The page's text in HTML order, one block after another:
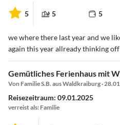
5 5 5
we where there last year and we
again this year allready thinking
Gemütliches Ferienhaus mit
Von Familie S.B. aus Waldkraiburg ·
Reisezeitraum: 09.01.2025
verreist als: Familie